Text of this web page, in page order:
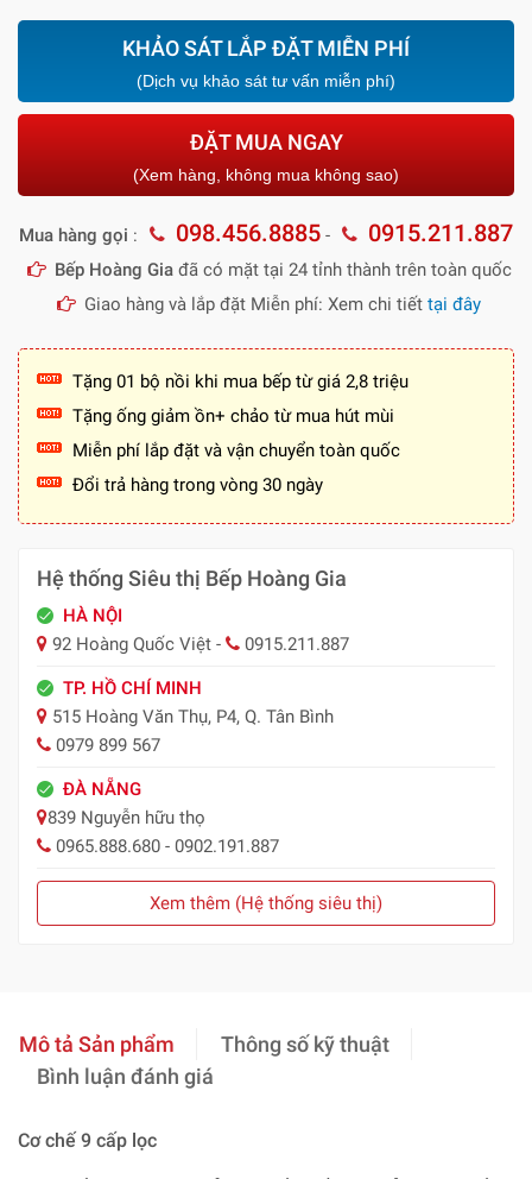
KHẢO SÁT LẮP ĐẶT MIỄN PHÍ
(Dịch vụ khảo sát tư vấn miễn phí)
ĐẶT MUA NGAY
(Xem hàng, không mua không sao)
Mua hàng gọi : 098.456.8885 - 0915.211.887
Bếp Hoàng Giađã có mặt tại 24 tỉnh thành trên toàn quốc
Giao hàng và lắp đặt Miễn phí: Xem chi tiết tại đây
Tặng 01 bộ nồi khi mua bếp từ giá 2,8 triệu
Tặng ống giảm ồn+ chảo từ mua hút mùi
Miễn phí lắp đặt và vận chuyển toàn quốc
Đổi trả hàng trong vòng 30 ngày
Hệ thống Siêu thị Bếp Hoàng Gia
HÀ NỘI
92 Hoàng Quốc Việt -
0915.211.887
TP. HỒ CHÍ MINH
515 Hoàng Văn Thụ, P4, Q. Tân Bình
0979 899 567
ĐÀ NẴNG
839 Nguyễn hữu thọ
0965.888.680 - 0902.191.887
Xem thêm (Hệ thống siêu thị)
Mô tả Sản phẩm
Thông số kỹ thuật
Bình luận đánh giá
Cơ chế 9 cấp lọc